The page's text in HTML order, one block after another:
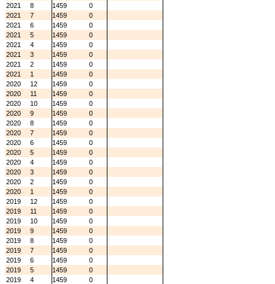
2021
8 1459
0
2021
7 1459
0
2021
6 1459
0
2021
5 1459
0
2021
4 1459
0
2021
3 1459
0
2021
2 1459
0
2021
1 1459
0
2020
12 1459
0
2020
11 1459
0
2020
10 1459
0
2020
9 1459
0
2020
8 1459
0
2020
7 1459
0
2020
6 1459
0
2020
5 1459
0
2020
4 1459
0
2020
3 1459
0
2020
2 1459
0
2020
1 1459
0
2019
12 1459
0
2019
11 1459
0
2019
10 1459
0
2019
9 1459
0
2019
8 1459
0
2019
7 1459
0
2019
6 1459
0
2019
5 1459
0
2019
4 1459
0